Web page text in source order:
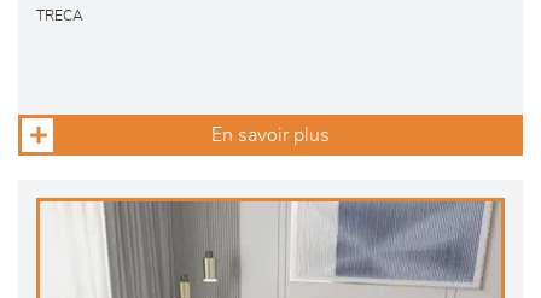
TRECA
En savoir plus